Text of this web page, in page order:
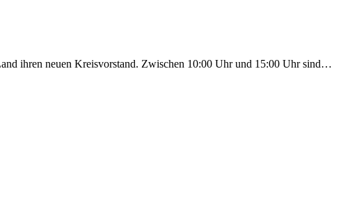
ihren neuen Kreisvorstand. Zwischen 10:00 Uhr und 15:00 Uhr sind…